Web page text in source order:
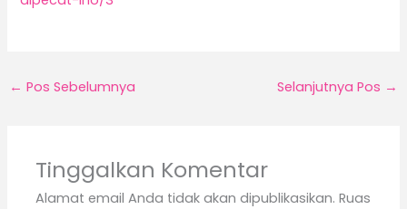
← Pos Sebelumnya Selanjutnya Pos →
Tinggalkan Komentar
Alamat email Anda tidak akan dipublikasikan. Ruas